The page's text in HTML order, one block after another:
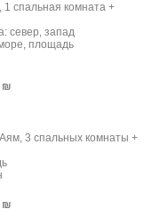
спальная комната +
север, запад
площадь
₪
3 спальных комнаты +
₪